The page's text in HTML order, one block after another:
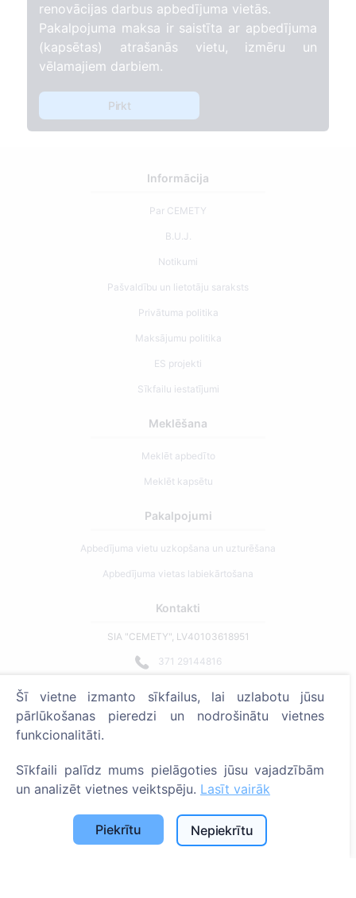
renovācijas darbus apbedījuma vietās.
Pakalpojuma maksa ir saistīta ar apbedījuma
(kapsētas) atrašanās vietu, izmēru un
vēlamajiem darbiem.
Pirkt
Informācija
Par CEMETY
B.U.J.
Notikumi
Pašvaldību un lietotāju saraksts
Privātuma politika
Maksājumu politika
ES projekti
Sīkfailu iestatījumi
Meklēšana
Meklēt apbedīto
Meklēt kapsētu
Pakalpojumi
Apbedījuma vietu uzkopšana un uzturēšana
Apbedījuma vietas labiekārtošana
Kontakti
SIA "CEMETY", LV40103618951
371 29144816
Strādājam visā Latvijā!
Administratoriem
© 2013 - 2026 Cemety Visas tiesības aizsargātas
Privātuma politika un noteikumi.
Šī vietne izmanto sīkfailus, lai uzlabotu jūsu
pārlūkošanas pieredzi un nodrošinātu vietnes
funkcionalitāti.
Sīkfaili palīdz mums pielāgoties jūsu vajadzībām
un analizēt vietnes veiktspēju. Lasīt vairāk
Piekrītu Nepiekrītu